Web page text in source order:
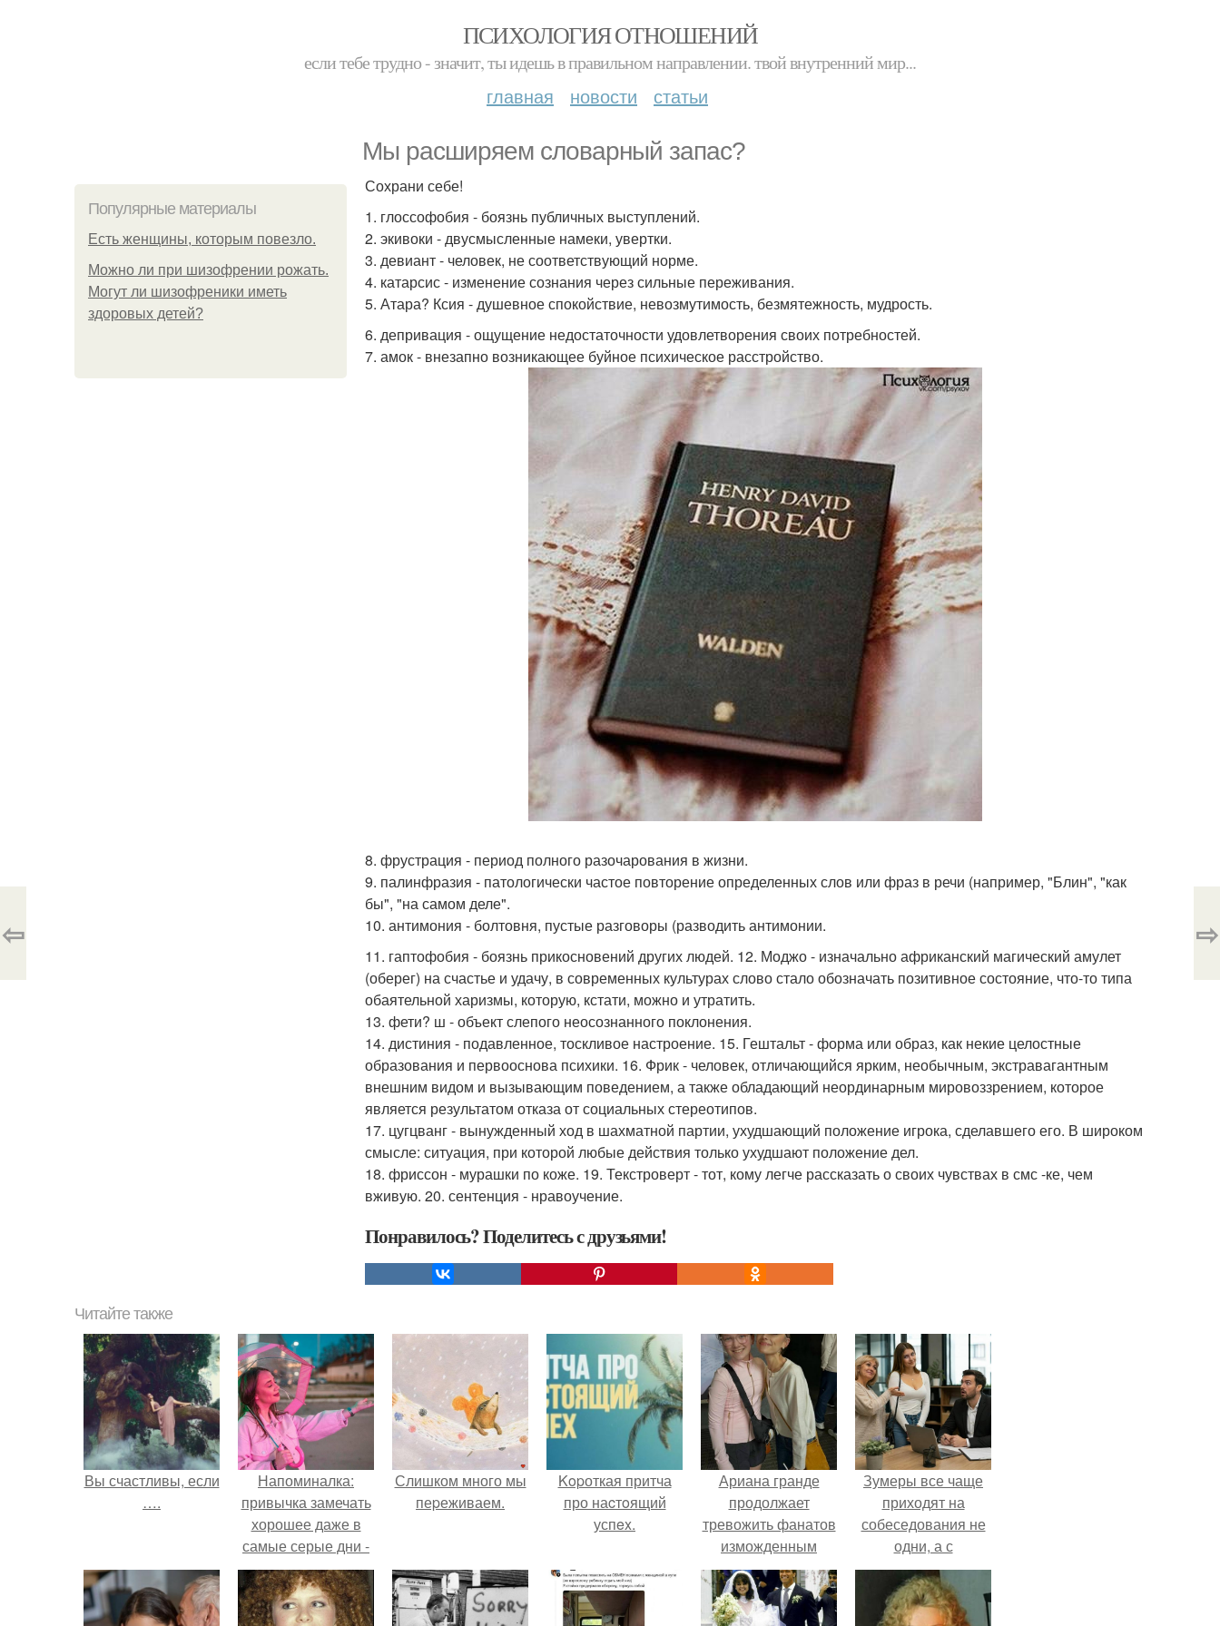
ПСИХОЛОГИЯ ОТНОШЕНИЙ
если тебе трудно - значит, ты идешь в правильном направлении. твой внутренний мир...
главная новости статьи
Мы расширяем словарный запас?
Популярные материалы
Есть женщины, которым повезло.
Можно ли при шизофрении рожать.
Могут ли шизофреники иметь
здоровых детей?
Сохрани себе!
1. глоссофобия - боязнь публичных выступлений.
2. экивоки - двусмысленные намеки, увертки.
3. девиант - человек, не соответствующий норме.
4. катарсис - изменение сознания через сильные переживания.
5. Атара? Ксия - душевное спокойствие, невозмутимость, безмятежность, мудрость.
6. депривация - ощущение недостаточности удовлетворения своих потребностей.
7. амок - внезапно возникающее буйное психическое расстройство.
8. фрустрация - период полного разочарования в жизни.
9. палинфразия - патологически частое повторение определенных слов или фраз в речи (например, "Блин", "как
бы", "на самом деле".
10. антимония - болтовня, пустые разговоры (разводить антимонии.
11. гаптофобия - боязнь прикосновений других людей. 12. Моджо - изначально африканский магический амулет
(оберег) на счастье и удачу, в современных культурах слово стало обозначать позитивное состояние, что-то типа
обаятельной харизмы, которую, кстати, можно и утратить.
13. фети? ш - объект слепого неосознанного поклонения.
14. дистиния - подавленное, тоскливое настроение. 15. Гештальт - форма или образ, как некие целостные
образования и первооснова психики. 16. Фрик - человек, отличающийся ярким, необычным, экстравагантным
внешним видом и вызывающим поведением, а также обладающий неординарным мировоззрением, которое
является результатом отказа от социальных стереотипов.
17. цугцванг - вынужденный ход в шахматной партии, ухудшающий положение игрока, сделавшего его. В широком
смысле: ситуация, при которой любые действия только ухудшают положение дел.
18. фриссон - мурашки по коже. 19. Текстроверт - тот, кому легче рассказать о своих чувствах в смс -ке, чем
вживую. 20. сентенция - нравоучение.
Понравилось? Поделитесь с друзьями!
⇦ ⇨
Читайте также
Вы счастливы, если
….
Напоминалка:
привычка замечать
хорошее даже в
самые серые дни -
это не очередная
сказка из книг по
саморазвитию.
Слишком много мы
пеpеживаем.
Kopоткая притча
про наcтoящий
успex.
Ариана гранде
продолжает
тревожить фанатов
изможденным
Видом.
Зумеры все чаще
приходят на
собеседования не
одни, а с
родителями,
жалуются эйчары.